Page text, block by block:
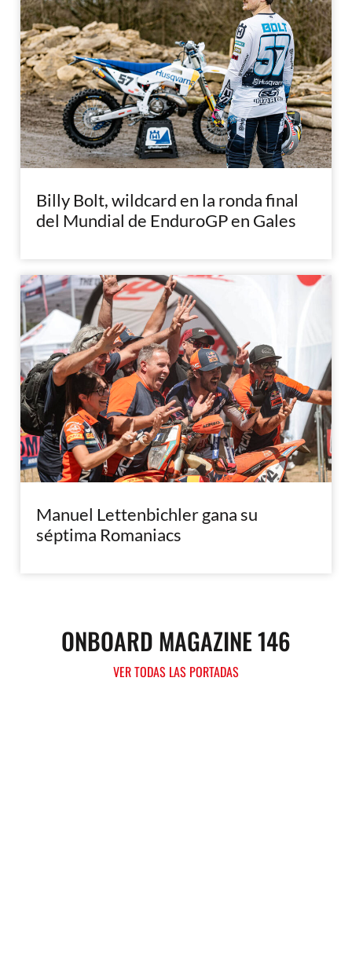
Billy Bolt, wildcard en la ronda final
del Mundial de EnduroGP en Gales
Manuel Lettenbichler gana su
séptima Romaniacs
ONBOARD MAGAZINE 146
VER TODAS LAS PORTADAS